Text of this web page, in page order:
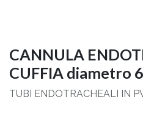
CANNULA
CUFFIA diametro
TUBI ENDOTRACHEALI IN